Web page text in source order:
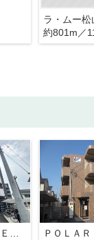
ラ・ムー松
約801m／
ＰＯＬＡＲ